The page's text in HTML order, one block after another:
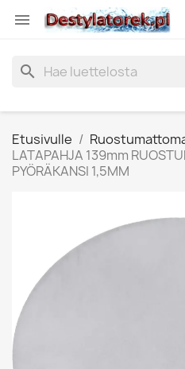

search
Etusivulle
LATAPAHJA 139mm
PYÖRÄKANSI 1,5MM